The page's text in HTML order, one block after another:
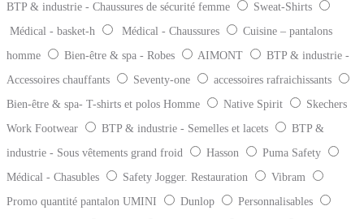
BTP & industrie - Chaussures de sécurité femme
Sweat-Shirts
Médical - basket-h
Médical - Chaussures
Cuisine – pantalons
homme
Bien-être & spa - Robes AIMONT
BTP & industrie -
Accessoires chauffants
Seventy-one
accessoires rafraichissants
Bien-être & spa- T-shirts et polos Homme
Native Spirit
Skechers
Work Footwear
BTP & industrie - Semelles et lacets
BTP &
industrie - Sous vêtements grand froid
Hasson
Puma Safety
Médical - Chasubles
Safety Jogger. Restauration
Vibram
Promo quantité pantalon UMINI
Dunlop
Personnalisables